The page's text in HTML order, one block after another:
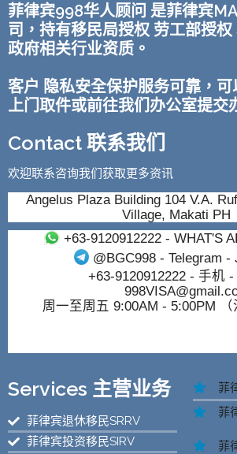
菲律宾998华人顾问 是菲律宾
司，持有移民局授权 劳工部授
政府相关行业资质。
客户 隐私安全保护服务可靠，
上门取件或前往我们办公室提交
Contact 联系我们
欢迎联系咨询我们获取更多资讯
Angelus Plaza Building 104 V.A.
Village, Makati PH
+63-9120912222- WHAT'S
@BGC998 - Telegram -
+63-9120912222- 手机 -
周一至周五 9:00AM - 5:00PM
Services 主营业务
菲律宾退休移民SRRV
菲律宾投资移民SIRV
菲
菲
菲